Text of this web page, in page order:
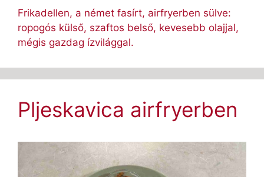
Frikadellen, a német fasírt, airfryerben sülve:
ropogós külső, szaftos belső, kevesebb olajjal,
mégis gazdag ízvilággal.
Pljeskavica airfryerben